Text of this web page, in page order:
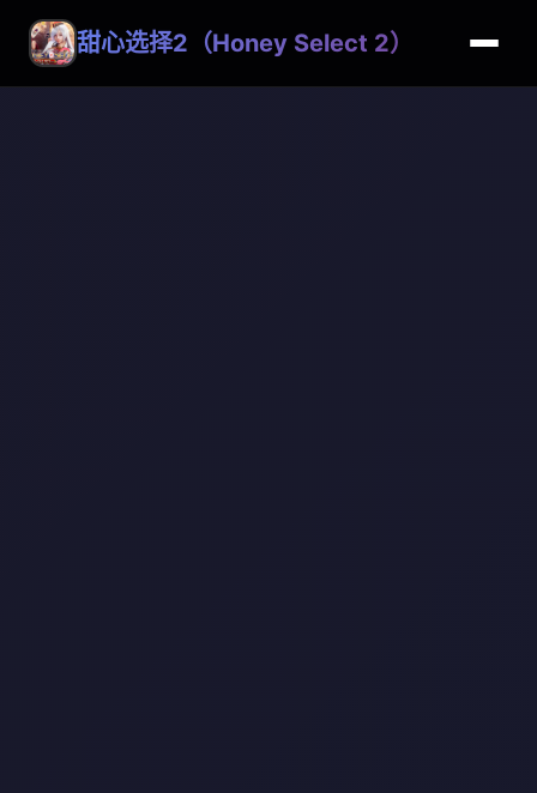
甜心选择2（Honey Select 2）